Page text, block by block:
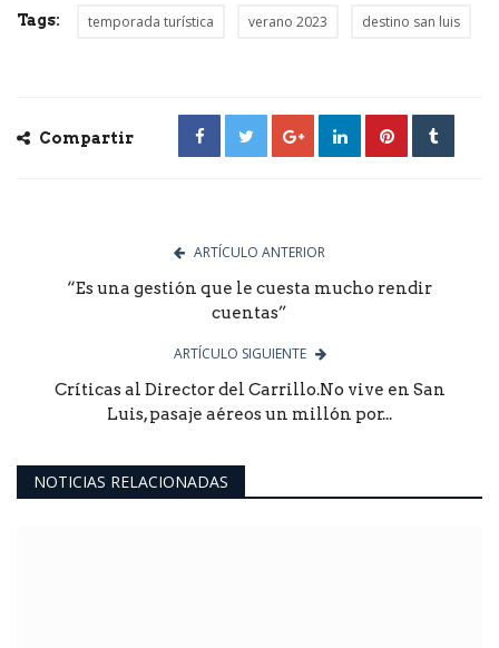
Tags: temporada turística verano 2023 destino san luis
Compartir
ARTÍCULO ANTERIOR
“Es una gestión que le cuesta mucho rendir
cuentas”
ARTÍCULO SIGUIENTE
Críticas al Director del Carrillo.No vive en San
Luis, pasaje aéreos un millón por...
NOTICIAS RELACIONADAS